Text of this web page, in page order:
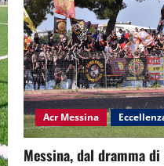
Acr Messina
Messina, dal dramma